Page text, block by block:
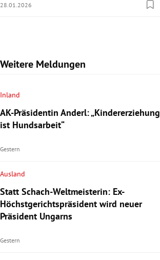
28.01.2026
Weitere Meldungen
Inland
AK-Präsidentin Anderl: „Kindererziehung
ist Hundsarbeit“
Gestern
Ausland
Statt Schach-Weltmeisterin: Ex-
Höchstgerichtspräsident wird neuer
Präsident Ungarns
Gestern